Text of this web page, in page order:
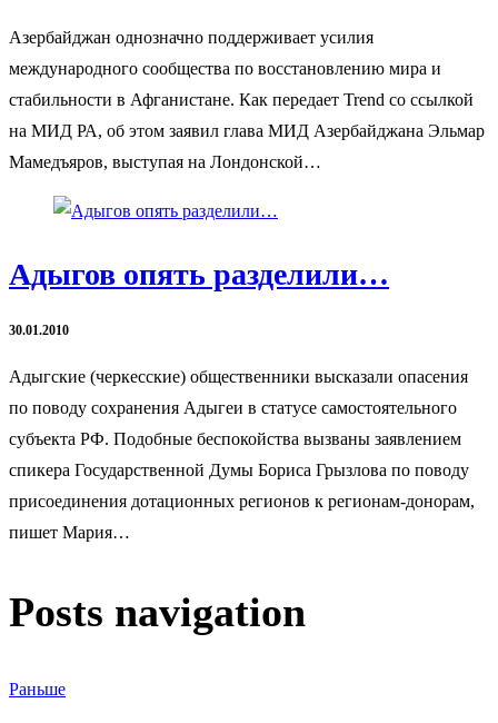
Азербайджан однозначно поддерживает усилия
международного сообщества по восстановлению мира и
стабильности в Афганистане. Как передает Trend со ссылкой
на МИД РА, об этом заявил глава МИД Азербайджана Эльмар
Мамедъяров, выступая на Лондонской…
Адыгов опять разделили…
30.01.2010
Адыгские (черкесские) общественники высказали опасения
по поводу сохранения Адыгеи в статусе самостоятельного
субъекта РФ. Подобные беспокойства вызваны заявлением
спикера Государственной Думы Бориса Грызлова по поводу
присоединения дотационных регионов к регионам-донорам,
пишет Мария…
Posts navigation
Раньше